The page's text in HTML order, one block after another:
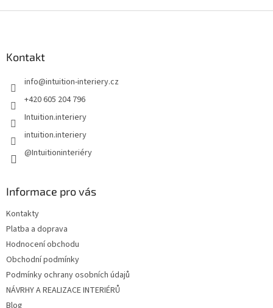
Kontakt
info@intuition-interiery.cz
+420 605 204 796
Intuition.interiery
intuition.interiery
@Intuitioninteriéry
Informace pro vás
Kontakty
Platba a doprava
Hodnocení obchodu
Obchodní podmínky
Podmínky ochrany osobních údajů
NÁVRHY A REALIZACE INTERIÉRŮ
Blog